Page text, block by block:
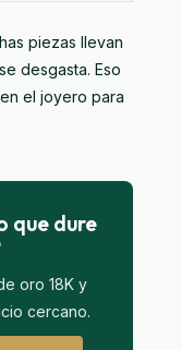
piezas llevan
desgasta. Eso
el joyero para
que dure
oro 18K y
cercano.